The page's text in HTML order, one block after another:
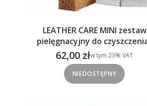
LEATHER CARE MINI zestaw
pielęgnacyjny do czyszczenia i
konserwacji
Cena brutto
62,00 złw tym %s VAT
w tym 23% VAT
NIEDOSTĘPNY